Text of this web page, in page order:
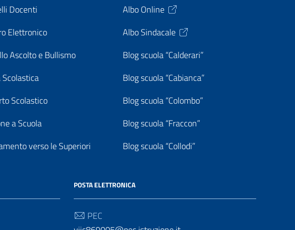
Docenti
Elettronico
Ascolto e Bullismo
Scolastico
a Scuola
verso le Superiori
Albo Online
Albo Sindacale
Blog scuola “Calderari”
Blog scuola “Cabianca”
Blog scuola “Colombo”
Blog scuola “Fraccon”
Blog scuola “Collodi”
POSTA ELETTRONICA
PEC